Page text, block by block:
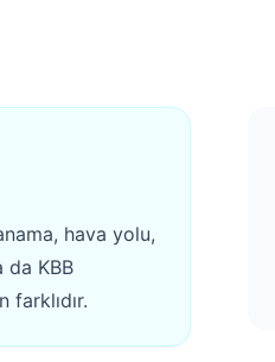
hava yolu,
da KBB